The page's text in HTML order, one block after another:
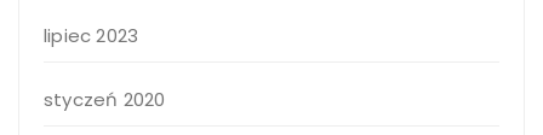
lipiec 2023
styczeń 2020